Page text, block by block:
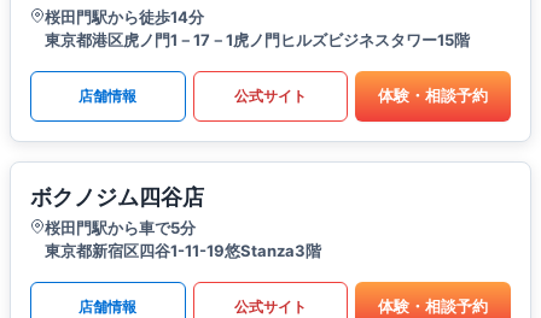
桜田門駅から徒歩14分
東京都港区虎ノ門1－17－1虎ノ門ヒルズビジネスタワー15階
店舗情報 公式サイト 体験・相談予約
ボクノジム四谷店
桜田門駅から車で5分
東京都新宿区四谷1-11-19悠Stanza3階
店舗情報 公式サイト 体験・相談予約